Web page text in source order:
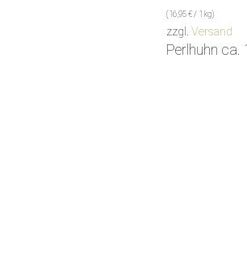
(16,95€/ 1 kg)
zzgl. Versand
Perlhuhn ca.